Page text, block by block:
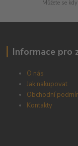
Můžete se
Informace pro
O nás
Jak nakupovat
Obchodní
Kontakty